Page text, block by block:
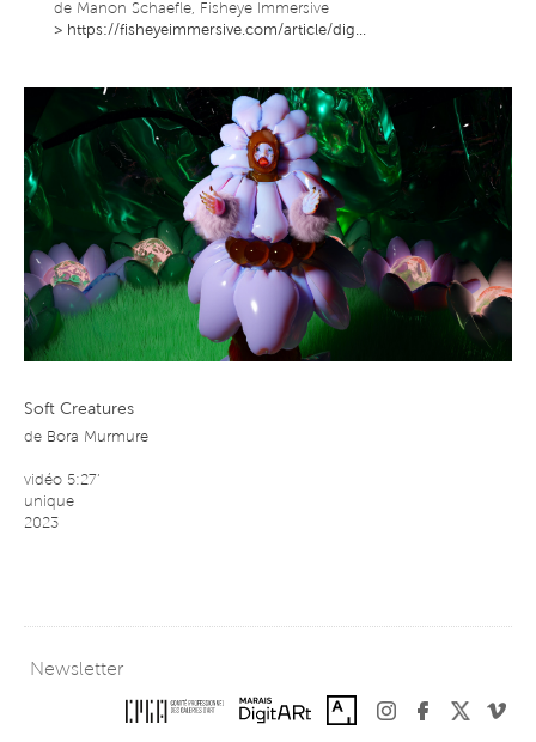
de Manon Schaefle, Fisheye Immersive
> https://fisheyeimmersive.com/article/dig...
Soft Creatures
de Bora Murmure
vidéo 5:27’
unique
2023
Newsletter